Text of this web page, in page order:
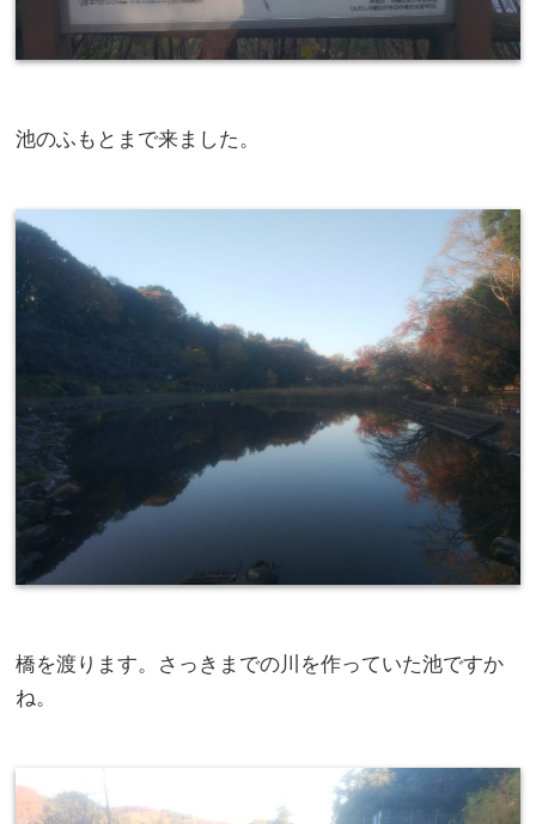
池のふもとまで来ました。
橋を渡ります。さっきまでの川を作っていた池ですか
ね。